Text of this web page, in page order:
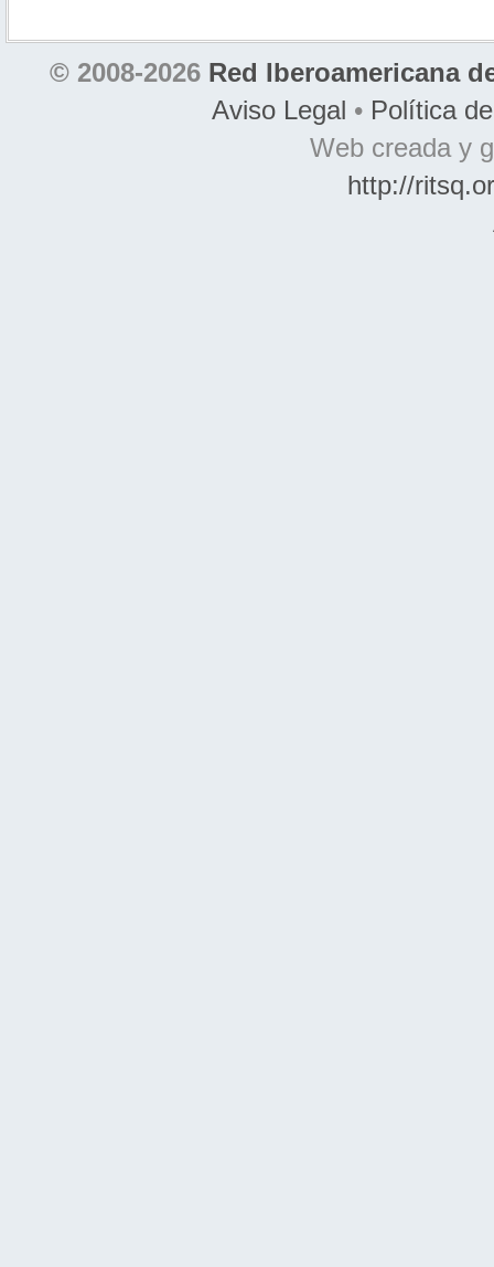
© 2008-2026 Red Iberoamericana
Aviso Legal • Política
Web creada y
http://